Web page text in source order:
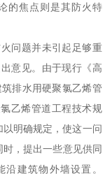
的焦点则是其防火特
问题并未引起足够重
意见。由于现行《高
排水用硬聚氯乙烯管
乙烯管道工程技术规
明确规定，使这一问
，提出一些意见供同
建筑物外墙设置。